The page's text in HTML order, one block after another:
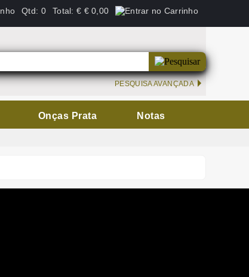
Qtd: 0 Total: € € 0,00
PESQUISA AVANÇADA
Onças Prata Notas